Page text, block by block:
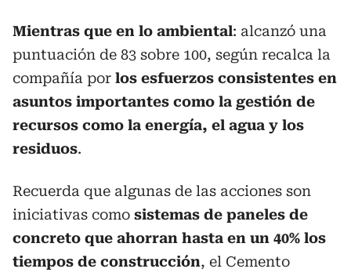
Mientras que en lo ambiental: alcanzó una
puntuación de 83 sobre 100, según recalca la
compañía por los esfuerzos consistentes en
asuntos importantes como la gestión de
recursos como la energía, el agua y los
residuos.
Recuerda que algunas de las acciones son
iniciativas como sistemas de paneles de
concreto que ahorran hasta en un 40% los
tiempos de construcción, el Cemento